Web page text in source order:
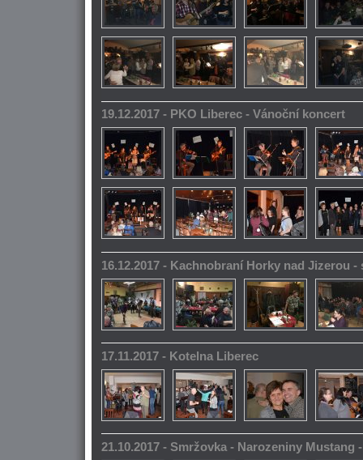
19.12.2017 - PKO Liberec - Vánoční koncert
16.12.2017 - Kachnobraní Horky nad Jizerou -
17.11.2017 - Kotelna Liberec
21.10.2017 - Smržovka - Narozeniny Mustang